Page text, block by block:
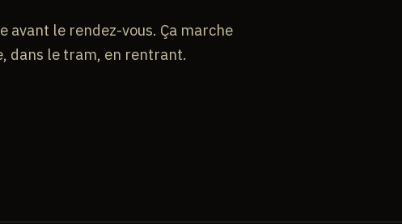
avant le rendez-vous. Ça marche
dans le tram, en rentrant.